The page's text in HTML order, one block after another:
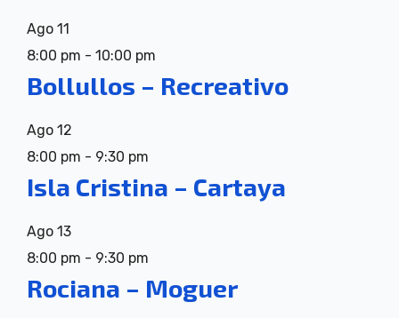
Ago 11
8:00 pm - 10:00 pm
Bollullos – Recreativo
Ago 12
8:00 pm - 9:30 pm
Isla Cristina – Cartaya
Ago 13
8:00 pm - 9:30 pm
Rociana – Moguer